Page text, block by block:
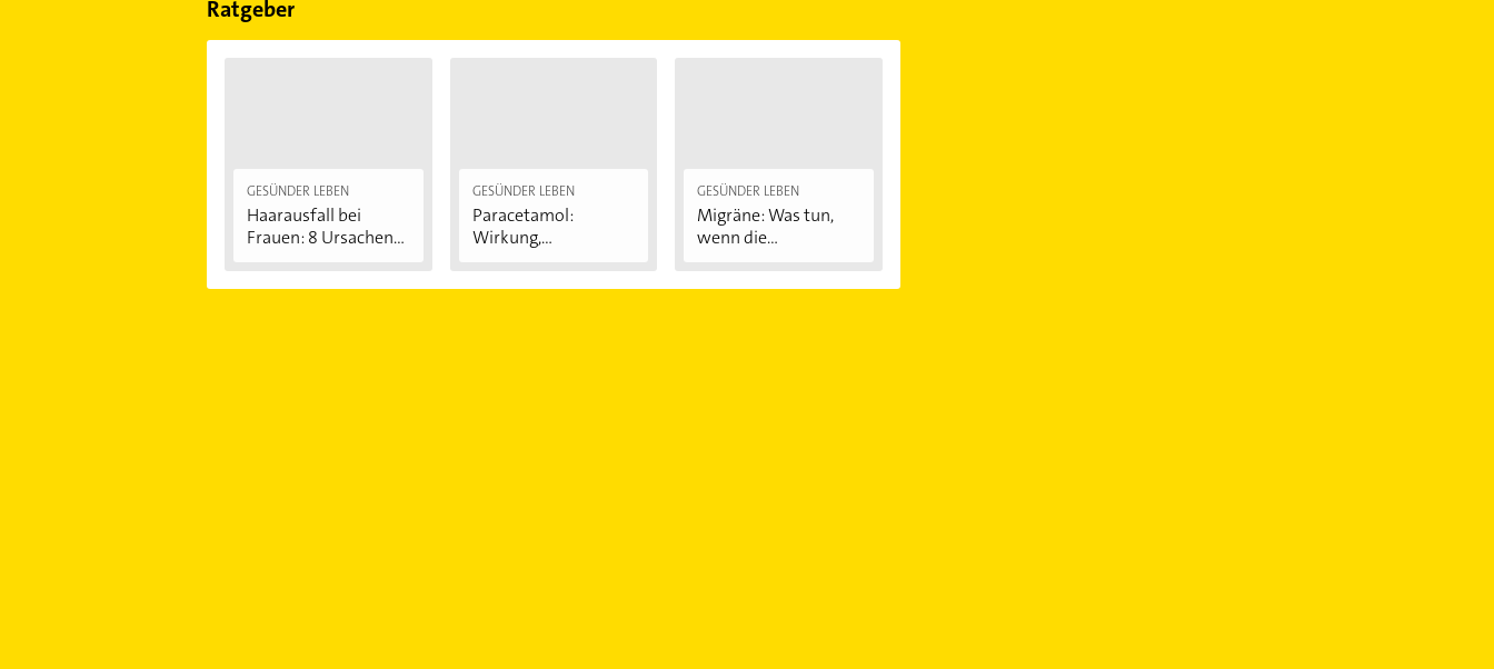
Ratgeber
GESÜNDER LEBEN
Haarausfall bei
Frauen: 8 Ursachen...
GESÜNDER LEBEN
Paracetamol:
Wirkung,
GESÜNDER LEBEN
Migräne: Was tun,
wenn die